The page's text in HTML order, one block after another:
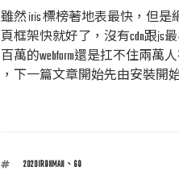
雖然 iris 標榜著地表最快，但
頁框架快就好了，沒有cdn跟js
百萬的webform還是扛不住兩萬
，下一篇文章開始先由安裝開始
標
2020IRONMAN、 GO